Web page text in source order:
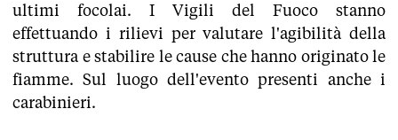
ultimi focolai. ​I Vigili del Fuoco stanno
effettuando i rilievi per valutare l'agibilità della
struttura e stabilire le cause che hanno originato le
fiamme. Sul luogo dell'evento presenti anche i
carabinieri.